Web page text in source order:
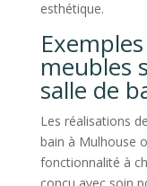
esthétique.
meubles
salle de
Les réalisations
bain à Mulhouse
fonctionnalité à